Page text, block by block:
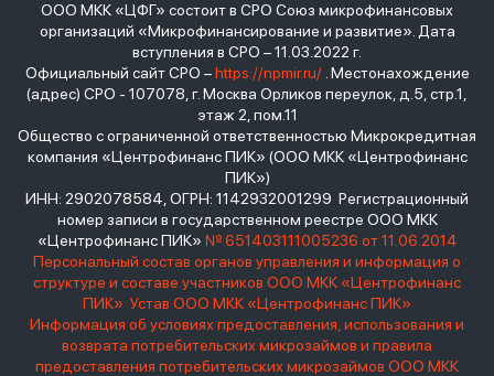
ООО МКК «ЦФГ» состоит в СРО Союз микрофинансовых
организаций «Микрофинансирование и развитие». Дата
вступления в СРО – 11.03.2022 г.
Официальный сайт СРО –https://npmir.ru/. Местонахождение
(адрес) СРО - 107078, г. Москва Орликов переулок, д.5, стр.1,
этаж 2, пом.11
Общество с ограниченной ответственностью Микрокредитная
компания «Центрофинанс ПИК» (ООО МКК «Центрофинанс
ПИК»)
ИНН: 2902078584, ОГРН: 1142932001299 Регистрационный
номер записи в государственном реестре ООО МКК
«Центрофинанс ПИК» № 651403111005236 от 11.06.2014
Персональный состав органов управления и информация о
структуре и составе участников ООО МКК «Центрофинанс
ПИК» Устав ООО МКК «Центрофинанс ПИК»
Информация об условиях предоставления, использования и
возврата потребительских микрозаймов и правила
предоставления потребительских микрозаймов ООО МКК